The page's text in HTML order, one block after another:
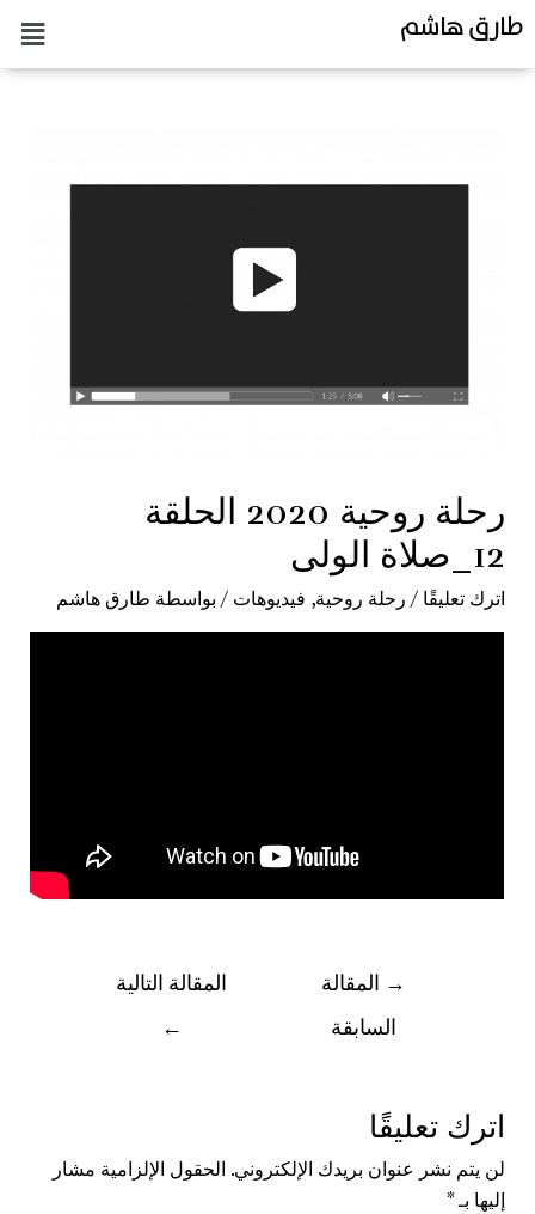
طارق هاشم
رحلة روحية 2020 الحلقة
12_صلاة الولى
اترك تعليقًا / رحلة روحية, فيديوهات / بواسطة طارق هاشم
→ المقالة
السابقة
المقالة التالية
←
اترك تعليقًا
لن يتم نشر عنوان بريدك الإلكتروني. الحقول الإلزامية مشار
إليها بـ*